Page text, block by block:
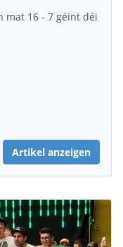
mat 16 - 7 géint déi
Artikel anzeigen